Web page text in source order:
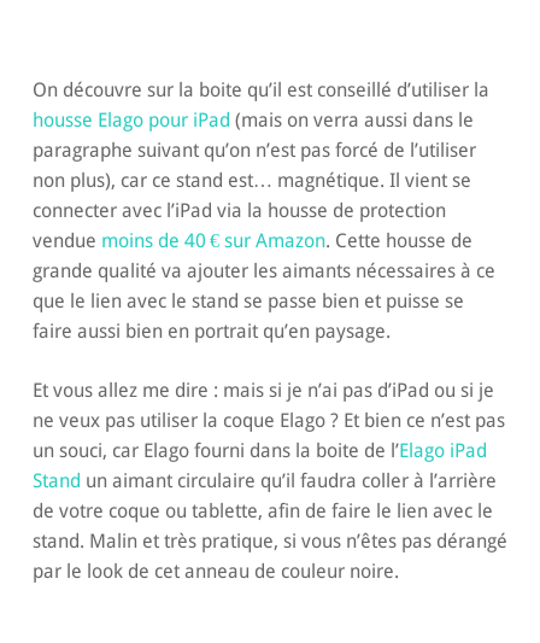
On découvre sur la boite qu’il est conseillé d’utiliser la
housse Elago pour iPad (mais on verra aussi dans le
paragraphe suivant qu’on n’est pas forcé de l’utiliser
non plus), car ce stand est… magnétique. Il vient se
connecter avec l’iPad via la housse de protection
vendue moins de 40 € sur Amazon. Cette housse de
grande qualité va ajouter les aimants nécessaires à ce
que le lien avec le stand se passe bien et puisse se
faire aussi bien en portrait qu’en paysage.
Et vous allez me dire : mais si je n’ai pas d’iPad ou si je
ne veux pas utiliser la coque Elago ? Et bien ce n’est pas
un souci, car Elago fourni dans la boite de l’Elago iPad
Stand un aimant circulaire qu’il faudra coller à l’arrière
de votre coque ou tablette, afin de faire le lien avec le
stand. Malin et très pratique, si vous n’êtes pas dérangé
par le look de cet anneau de couleur noire.